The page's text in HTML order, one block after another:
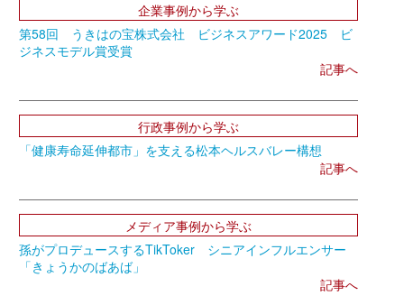
企業事例から学ぶ
第58回 うきはの宝株式会社 ビジネスアワード2025 ビ
ジネスモデル賞受賞
記事へ
行政事例から学ぶ
「健康寿命延伸都市」を支える松本ヘルスバレー構想
記事へ
メディア事例から学ぶ
孫がプロデュースするTikToker シニアインフルエンサー
「きょうかのばあば」
記事へ